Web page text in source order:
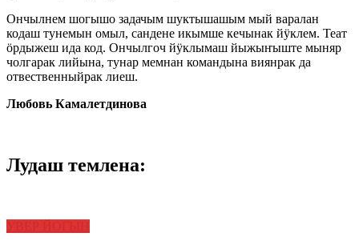
Ончылнем шогышо задачым шуктышашым мый варалан
кодаш тунемын омыл, сандене икымше кечынак йӱклем. Теат
ӧрдыжеш ида код. Ончылгоч йӱклымаш йыжыҥыште мыняр
чолгарак лийына, тунар мемнан командына виянрак да
отвественныйрак лиеш.
Любовь Камалетдинова
Лудаш темлена: